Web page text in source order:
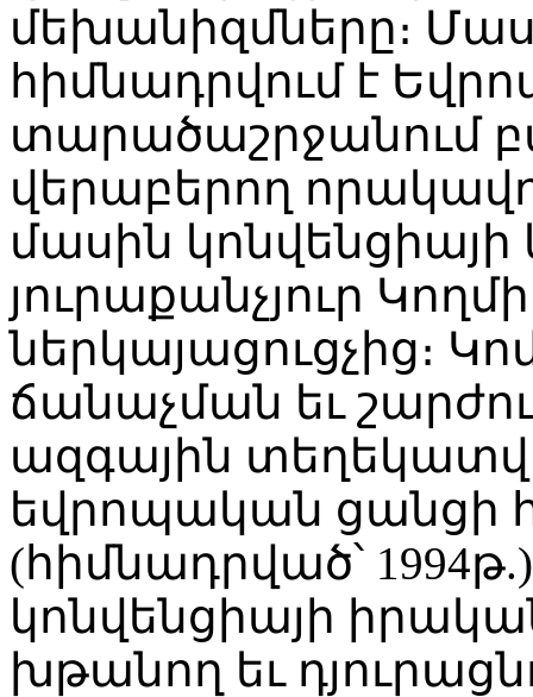
մեխանիզմները։
հիմնադրվում է
տարածաշրջանում
վերաբերող
մասին
յուրաքանչյուր
ներկայացուցչից։
ճանաչման եւ
ազգային
եվրոպական ցանցի
(հիմնադրված՝
կոնվենցիայի
խթանող եւ